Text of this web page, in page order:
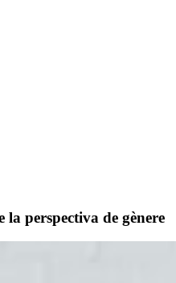
la perspectiva de gènere